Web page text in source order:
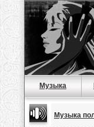
Музыка
Музыка